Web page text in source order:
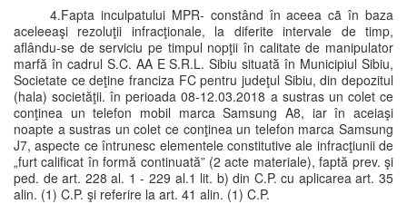
4.Fapta inculpatului MPR- constând în aceea cã în baza
aceleeaşi rezoluţii infracţionale, la diferite intervale de timp,
aflându-se de serviciu pe timpul nopţii în calitate de manipulator
marfă în cadrul S.C. AA E S.R.L. Sibiu situată în Municipiul Sibiu,
Societate ce deţine franciza FC pentru judeţul Sibiu, din depozitul
(hala) societăţii. în perioada 08-12.03.2018 a sustras un colet ce
conţinea un telefon mobil marca Samsung A8, iar în aceiaşi
noapte a sustras un colet ce conţinea un telefon marca Samsung
J7, aspecte ce întrunesc elementele constitutive ale infracţiunii de
„furt calificat în formă continuată” (2 acte materiale), faptă prev. şi
ped. de art. 228 al. 1 - 229 al.1 lit. b) din C.P. cu aplicarea art. 35
alin. (1) C.P. şi referire la art. 41 alin. (1) C.P.